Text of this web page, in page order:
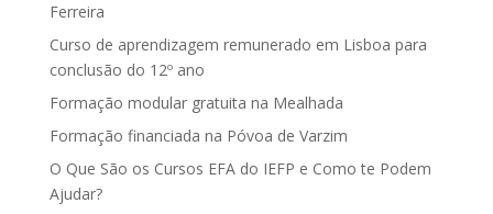
Ferreira
Curso de aprendizagem remunerado em Lisboa para
conclusão do 12º ano
Formação modular gratuita na Mealhada
Formação financiada na Póvoa de Varzim
O Que São os Cursos EFA do IEFP e Como te Podem
Ajudar?